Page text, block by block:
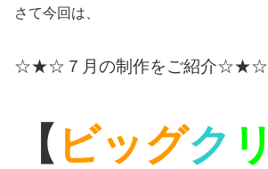
さて今回は、
☆★☆７月の制作をご紹介☆★☆
【 ビッグク リ